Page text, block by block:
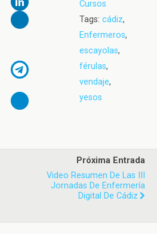
Cursos
Tags: cádiz,
Enfermeros,
escayolas,
férulas,
vendaje,
yesos
Próxima Entrada
Video Resumen De Las III
Jornadas De Enfermería
Digital De Cádiz